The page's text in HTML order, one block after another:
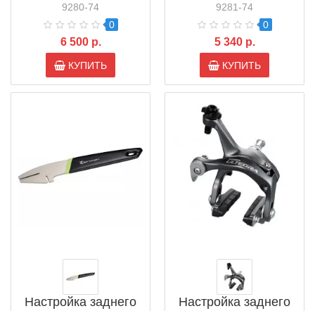
9280-74
0
6 500 р.
КУПИТЬ
9281-74
0
5 340 р.
КУПИТЬ
Настройка заднего
Настройка заднего